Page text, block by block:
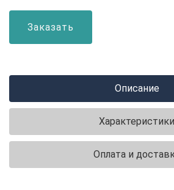
Заказать
Описание
Характеристики
Оплата и